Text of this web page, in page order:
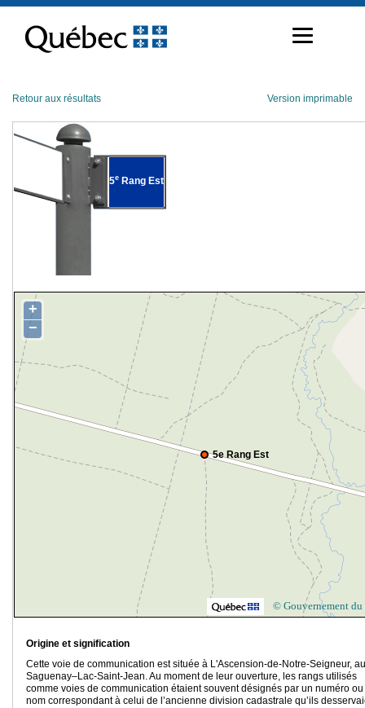
contenu
Retour aux résultats Version imprimable
5e Rang Est
5e Rang Est
+
−
© Gouvernement du
Origine et signification
Cette voie de communication est située à L'Ascension-de-Notre-Seigneur, au
Saguenay–Lac-Saint-Jean. Au moment de leur ouverture, les rangs utilisés
comme voies de communication étaient souvent désignés par un numéro
nom correspondant à celui de l’ancienne division cadastrale qu’ils